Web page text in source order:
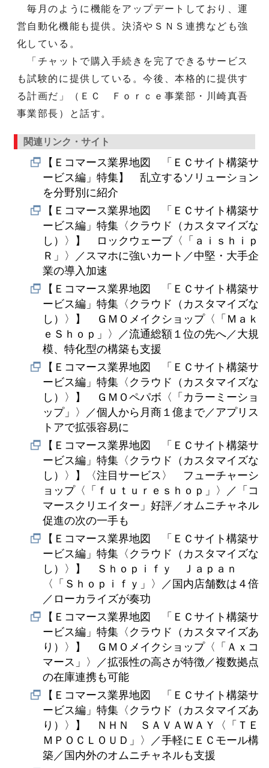
毎月のように機能をアップデートしており、運
営自動化機能も提供。決済やＳＮＳ連携なども強
化している。
「チャットで購入手続きを完了できるサービス
も試験的に提供している。今後、本格的に提供す
る計画だ」（ＥＣ Ｆｏｒｃｅ事業部・川崎真吾
事業部長）と話す。
関連リンク・サイト
【Ｅコマース業界地図 「ＥＣサイト構築サ
ービス編」特集】 乱立するソリューション
を分野別に紹介
【Ｅコマース業界地図 「ＥＣサイト構築サ
ービス編」特集〈クラウド（カスタマイズな
し）〉】 ロックウェーブ〈「ａｉｓｈｉｐ
Ｒ」〉／スマホに強いカート／中堅・大手企
業の導入加速
【Ｅコマース業界地図 「ＥＣサイト構築サ
ービス編」特集〈クラウド（カスタマイズな
し）〉】 ＧＭＯメイクショップ〈「Ｍａｋ
ｅＳｈｏｐ」〉／流通総額１位の先へ／大規
模、特化型の構築も支援
【Ｅコマース業界地図 「ＥＣサイト構築サ
ービス編」特集〈クラウド（カスタマイズな
し）〉】 ＧＭＯペパボ〈「カラーミーショ
ップ」〉／個人から月商１億まで／アプリス
トアで拡張容易に
【Ｅコマース業界地図 「ＥＣサイト構築サ
ービス編」特集〈クラウド（カスタマイズな
し）〉】〈注目サービス〉 フューチャーシ
ョップ〈「ｆｕｔｕｒｅｓｈｏｐ」〉／「コ
マースクリエイター」好評／オムニチャネル
促進の次の一手も
【Ｅコマース業界地図 「ＥＣサイト構築サ
ービス編」特集〈クラウド（カスタマイズな
し）〉】 Ｓｈｏｐｉｆｙ Ｊａｐａｎ
〈「Ｓｈｏｐｉｆｙ」〉／国内店舗数は４倍
／ローカライズが奏功
【Ｅコマース業界地図 「ＥＣサイト構築サ
ービス編」特集〈クラウド（カスタマイズあ
り）〉】 ＧＭＯメイクショップ〈「Ａｘコ
マース」〉／拡張性の高さが特徴／複数拠点
の在庫連携も可能
【Ｅコマース業界地図 「ＥＣサイト構築サ
ービス編」特集〈クラウド（カスタマイズあ
り）〉】 ＮＨＮ ＳＡＶＡＷＡＹ〈「ＴＥ
ＭＰＯＣＬＯＵＤ」〉／手軽にＥＣモール構
築／国内外のオムニチャネルも支援